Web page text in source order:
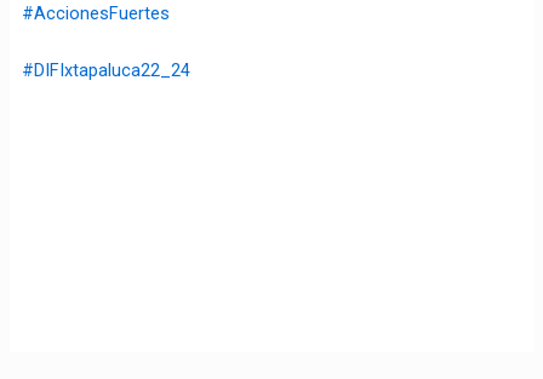
#AccionesFuertes
#DIFIxtapaluca22_24